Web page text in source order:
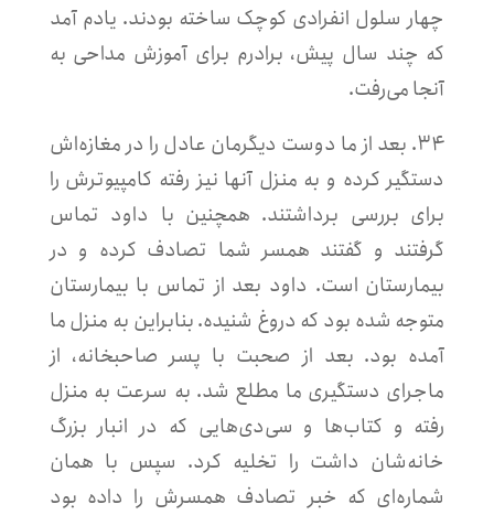
چهار سلول انفرادی کوچک ساخته بودند. یادم آمد
که چند سال پیش، برادرم برای آموزش مداحی به
آنجا می‌رفت.
۳۴. بعد از ما دوست دیگرمان عادل را در مغازه‌اش
دستگیر کرده و به منزل آنها نیز رفته کامپیوترش را
برای بررسی برداشتند. همچنین با داود تماس
گرفتند و گفتند همسر شما تصادف کرده و در
بیمارستان است. داود بعد از تماس با بیمارستان
متوجه شده بود که دروغ شنیده. بنابراین به منزل ما
آمده بود. بعد از صحبت با پسر صاحبخانه، از
ماجرای دستگیری ما مطلع شد. به سرعت به منزل
رفته و کتاب‌ها و سی‌دی‌هایی که در انبار بزرگ
خانه‌شان داشت را تخلیه کرد. سپس با همان
شماره‌ای که خبر تصادف همسرش را داده بود